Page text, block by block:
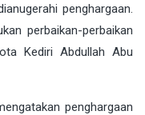
penghargaan.
perbaikan-perbaikan
Kediri Abdullah Abu
penghargaan